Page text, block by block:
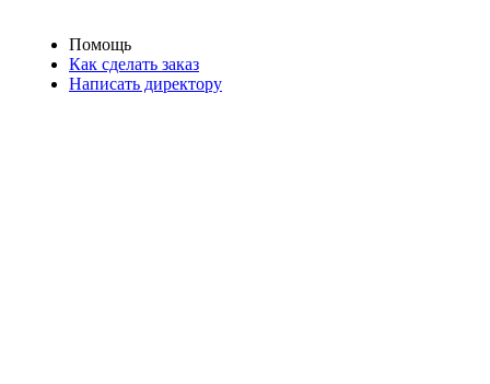
Помощь
Как сделать заказ
Написать директору